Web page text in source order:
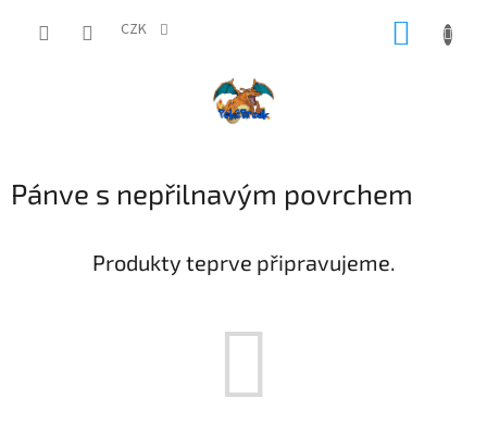
CZK
Pánve s nepřilnavým povrchem
Produkty teprve připravujeme.